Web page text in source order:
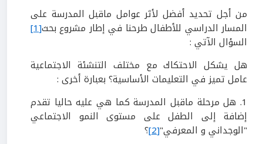
من أجل تحديد أفضل لأثر عوامل ماقبل المدرسة على
المسار الدراسي للأطفال طرحنا في إطار مشروع بحث[1]
السؤال الآتي :
هل يشكل الاحتكاك مع مختلف التنشئة الاجتماعية
عامل تميز في التعليمات الأساسية؟ بعبارة أخرى :
1. هل مرحلة ماقبل المدرسة كما هي عليه حاليا تقدم
إضافة إلى الطفل على مستوى النمو الاجتماعي
"الوجداني و المعرفي"[2] ؟